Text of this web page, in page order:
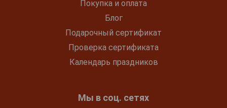
Покупка и оплата
Блог
Подарочный сертификат
Проверка сертификата
Календарь праздников
Мы в соц. сетях